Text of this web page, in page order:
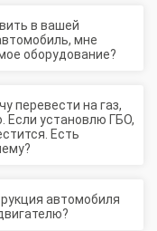
мне
оборудование?
Если установлю ГБО,
Есть